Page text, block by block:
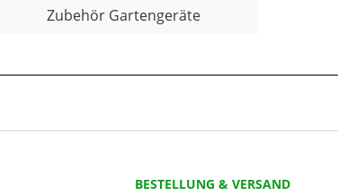
Zubehör Gartengeräte
BESTELLUNG & VERSAND